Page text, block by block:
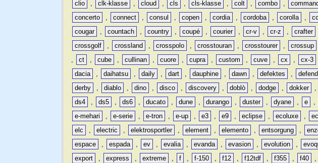
clio
, clk-klasse , cloud , cls , cls-klasse , colt , combo ,
concerto
, connect , consul , copen , cordia , cordoba , corolla ,
cougar
, countach , country , coupé , courier , cr-v , cr-z , crafter
crossgolf
, crossland , crosspolo , crosstouran , crosstourer , crossup
,
ct , cube , cullinan , cuore , cupra , custom , cuve , cx , cx-3
dacia
, daihatsu , daily , dart , dauphine , dawn , defektes ,
derby
, diablo , dino , disco , discovery , doblò , dodge , dokker ,
ds4
, ds5 , ds6 , ducato , dune , durango , duster , dyane , e ,
e-mehari
, e-serie , e-tron , e-up , e3 , e9 , eclipse , ecoluxe ,
elc
, electric , elektrosportler , element , elemento , entsorgung ,
espace
, espada , ev , evalia , evanda , evasion , evolution ,
export
, express , extreme , f , f-150 , f12 , f12tdf , f355 , f40 ,